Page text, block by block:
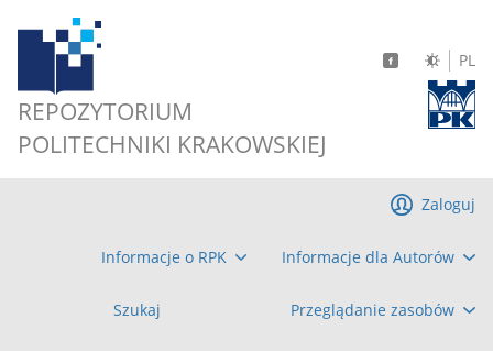
REPOZYTORIUM
POLITECHNIKI KRAKOWSKIEJ
PL
Informacje o RPK Informacje dla Autorów
Szukaj Przeglądanie zasobów
Zaloguj